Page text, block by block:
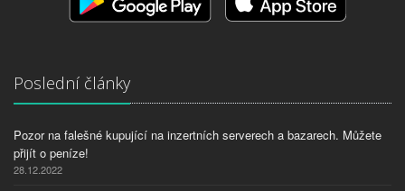
Poslední články
Pozor na falešné kupující na inzertních serverech a bazarech. Můžete
přijít o peníze!
28.12.2022